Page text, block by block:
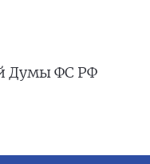
Думы ФС РФ